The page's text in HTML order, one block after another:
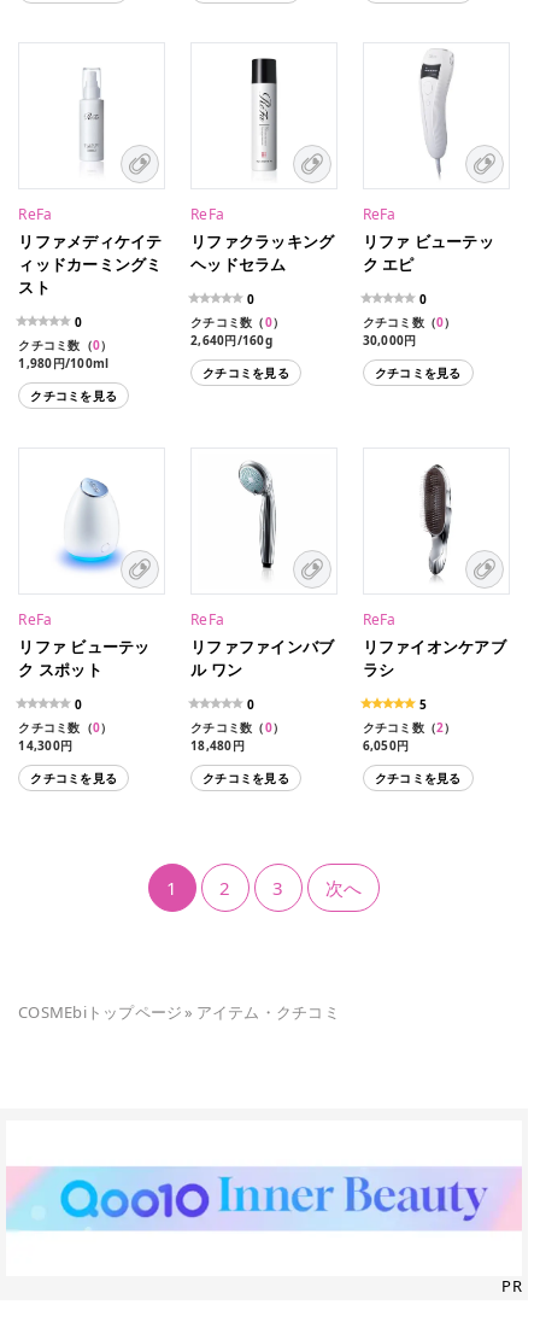
ReFa
リファメディケイテ
ィッドカーミングミ
スト
0
クチコミ数（0）
1,980円/100ml
クチコミを見る
ReFa
リファクラッキング
ヘッドセラム
0
クチコミ数（0）
2,640円/160g
クチコミを見る
ReFa
リファ ビューテッ
ク エピ
0
クチコミ数（0）
30,000円
クチコミを見る
ReFa
リファ ビューテッ
ク スポット
0
クチコミ数（0）
14,300円
クチコミを見る
ReFa
リファファインバブ
ル ワン
0
クチコミ数（0）
18,480円
クチコミを見る
ReFa
リファイオンケアブ
ラシ
5
クチコミ数（2）
6,050円
クチコミを見る
1 2 3 次へ
COSMEbiトップページ» アイテム・クチコミ
PR